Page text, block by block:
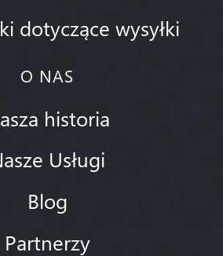
dotyczące wysyłki
O NAS
historia
Usługi
Blog
Partnerzy